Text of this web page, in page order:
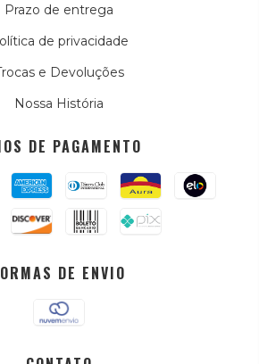
Prazo de entrega
de privacidade
e Devoluções
Nossa História
DE PAGAMENTO
DE ENVIO